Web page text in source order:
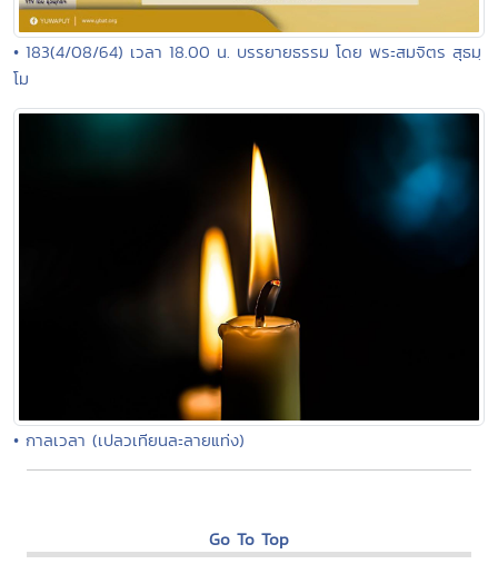
• 183(4/08/64) เวลา 18.00 น. บรรยายธรรม โดย พระสมจิตร สุธมฺ
โม
• กาลเวลา (เปลวเทียนละลายแท่ง)
Go To Top